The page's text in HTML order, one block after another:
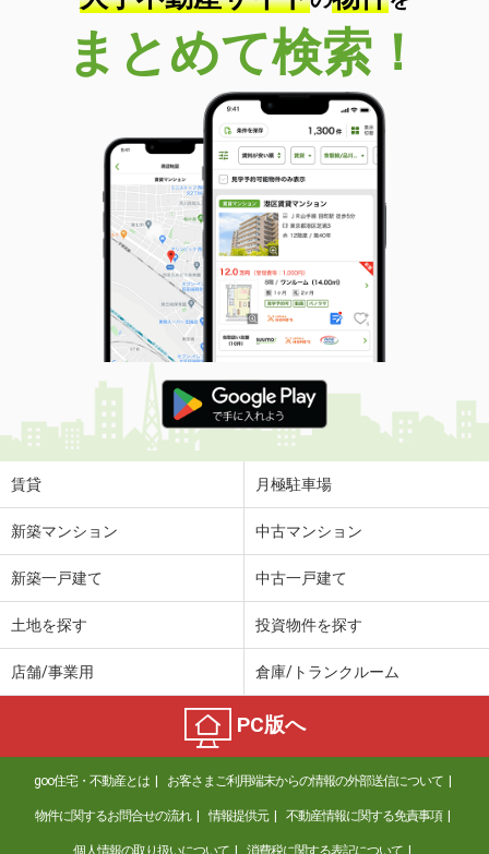
まとめて検索！
賃貸 月極駐車場
新築マンション 中古マンション
新築一戸建て 中古一戸建て
土地を探す 投資物件を探す
店舗/事業用 倉庫/トランクルーム
PC版へ
goo住宅・不動産とは お客さまご利用端末からの情報の外部送信について
物件に関するお問合せの流れ 情報提供元 不動産情報に関する免責事項
個人情報の取り扱いについて 消費税に関する表記について